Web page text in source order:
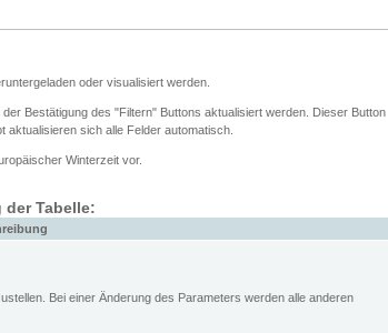
oder visualisiert werden.
Bestätigung des "Filtern" Buttons aktualisiert werden. Dieser Button
sich alle Felder automatisch.
Winterzeit vor.
der Tabelle:
Bei einer Änderung des Parameters werden alle anderen